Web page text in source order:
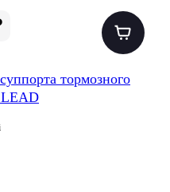
тормозного
LEAD